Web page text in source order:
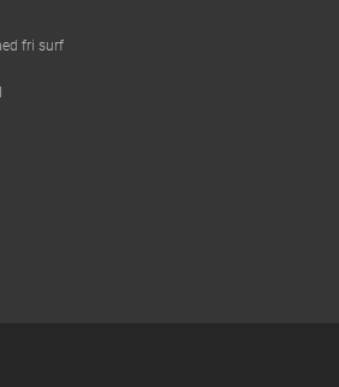
fri surf